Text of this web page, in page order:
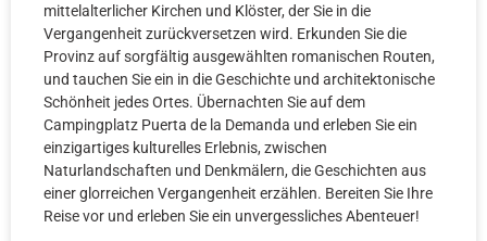
mittelalterlicher Kirchen und Klöster, der Sie in die
Vergangenheit zurückversetzen wird. Erkunden Sie die
Provinz auf sorgfältig ausgewählten romanischen Routen,
und tauchen Sie ein in die Geschichte und architektonische
Schönheit jedes Ortes. Übernachten Sie auf dem
Campingplatz Puerta de la Demanda und erleben Sie ein
einzigartiges kulturelles Erlebnis, zwischen
Naturlandschaften und Denkmälern, die Geschichten aus
einer glorreichen Vergangenheit erzählen. Bereiten Sie Ihre
Reise vor und erleben Sie ein unvergessliches Abenteuer!